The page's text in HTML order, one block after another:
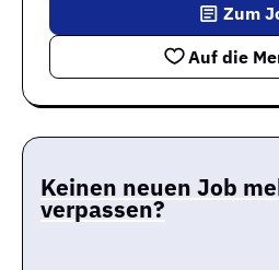
Auf die
Zum
Keinen neuen Job
verpassen?